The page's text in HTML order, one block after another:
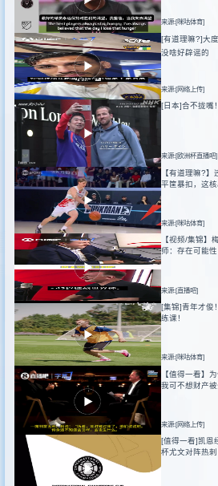
来源:[咪咕体育]
[有道理嘛?]大
没啥好辟谣的
来源:[网络上传]
[日本]合不拢嘴
来源:[欧洲杯直播吧]
【有道理嘛?
平筐暴扣，这核
来源:[咪咕体育]
【视频/集锦】
师：存在可能
来源:[直播吧]
[集锦]青年才俊
练课！
来源:[咪咕体育]
【值得一看】
我可不想财产被
来源:[网络上传]
[值得一看]凯恩
杯尤文对阵热刺